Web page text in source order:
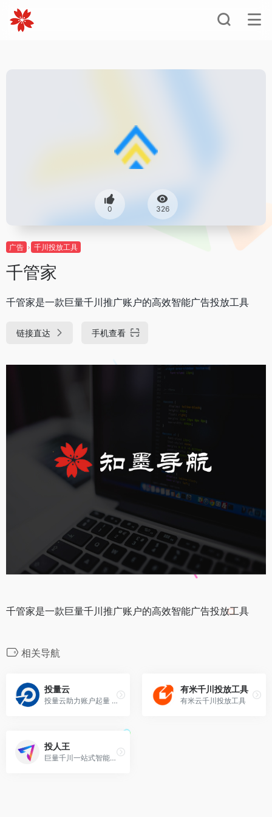
0 326
广告 千川投放工具
千管家
千管家是一款巨量千川推广账户的高效智能广告投放工具
链接直达 手机查看
千管家是一款巨量千川推广账户的高效智能广告投放工具
相关导航
投量云
投量云助力账户起量 通过优质跑量素材的高效利用增强广告投放效果
有米千川投放工具
有米云千川投放工具
投人王
巨量千川一站式智能批量投放工具